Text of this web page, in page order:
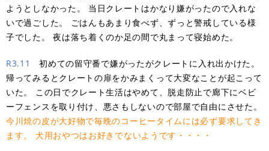
ようとしなかった。 当日クレートはかなり嫌がったので入れな
いで過ごした。 ごはんもあまり食べず、ずっと警戒している様
子でした。 夜は落ち着くのか足の間で丸まって寝始めた。
R3.11初めての留守番で嫌がったがクレートに入れ出かけた。
帰ってみるとクレートの扉をかみまくって大変なことが起こって
いた。 この日でクレート生活はやめて、脱走防止で廊下にベビ
ーフェンスを取り付け、悪さもしないので部屋で自由にさせた。
今川焼の皮が大好物で毎晩のコーヒータイムには必ず要求してき
ます。
犬用おやつはお好きでないようです ・・・・